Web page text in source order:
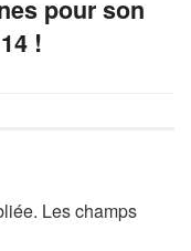
pour son
!
Les champs